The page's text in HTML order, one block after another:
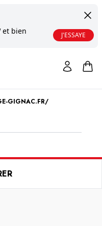
et bien
J'ESSAYE
GIGNAC.FR/